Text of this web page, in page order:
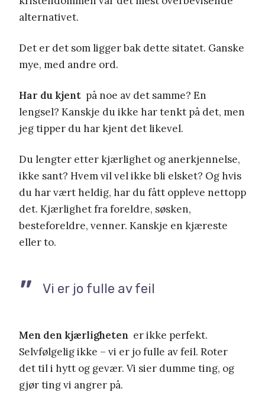
alternativet.
Det er det som ligger bak dette sitatet. Ganske
mye, med andre ord.
Har du kjent på noe av det samme? En
lengsel? Kanskje du ikke har tenkt på det, men
jeg tipper du har kjent det likevel.
Du lengter etter kjærlighet og anerkjennelse,
ikke sant? Hvem vil vel ikke bli elsket? Og hvis
du har vært heldig, har du fått oppleve nettopp
det. Kjærlighet fra foreldre, søsken,
besteforeldre, venner. Kanskje en kjæreste
eller to.
Vi er jo fulle av feil
Men den kjærligheten er ikke perfekt.
Selvfølgelig ikke – vi er jo fulle av feil. Roter
det til i hytt og gevær. Vi sier dumme ting, og
gjør ting vi angrer på.